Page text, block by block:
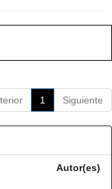
1 Siguiente
Autor(es)